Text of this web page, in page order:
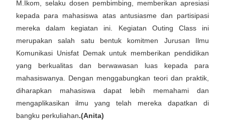
M.Ikom, selaku dosen pembimbing, memberikan apresiasi
kepada para mahasiswa atas antusiasme dan partisipasi
mereka dalam kegiatan ini. Kegiatan Outing Class ini
merupakan salah satu bentuk komitmen Jurusan Ilmu
Komunikasi Unisfat Demak untuk memberikan pendidikan
yang berkualitas dan berwawasan luas kepada para
mahasiswanya. Dengan menggabungkan teori dan praktik,
diharapkan mahasiswa dapat lebih memahami dan
mengaplikasikan ilmu yang telah mereka dapatkan di
bangku perkuliahan.(Anita)